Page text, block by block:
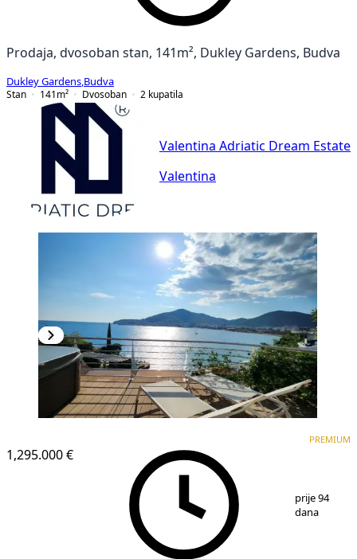
Prodaja, dvosoban stan, 141m², Dukley Gardens, Budva
Dukley Gardens Budva
Stan
141 m² Dvosoban 2 kupatila
Valentina Adriatic Dream Estate
Valentina
1,295.000 €
PREMIUM
prije 94
dana